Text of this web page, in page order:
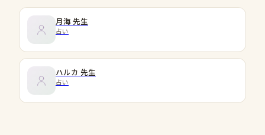
月海 先生
占い
ハルカ 先生
占い